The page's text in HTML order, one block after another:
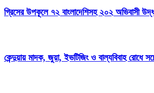
গ্রিসের উপকূলে ৭২ বাংলাদেশিসহ ২০২ অভিবাসী
কেন্দুয়ায় মাদক, জুয়া, ইভটিজিং ও বাল্যবিবাহ রোধে